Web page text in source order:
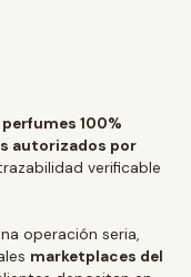
perfumes 100%
autorizados por
verificable
operación seria,
marketplaces del